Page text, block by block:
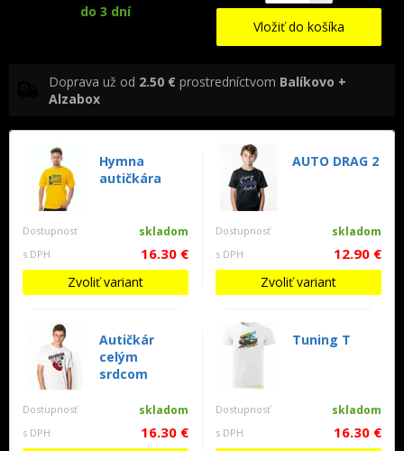
do 3 dní
Vložiť do košíka
Doprava už od 2.50 € prostredníctvom Balíkovo +
Alzabox
Hymna
autičkára
Dostupnosť skladom
s DPH 16.30 €
Zvoliť variant
AUTO DRAG 2
Dostupnosť skladom
s DPH 12.90 €
Zvoliť variant
Autičkár
celým
srdcom
Dostupnosť skladom
s DPH 16.30 €
Tuning T
Dostupnosť skladom
s DPH 16.30 €